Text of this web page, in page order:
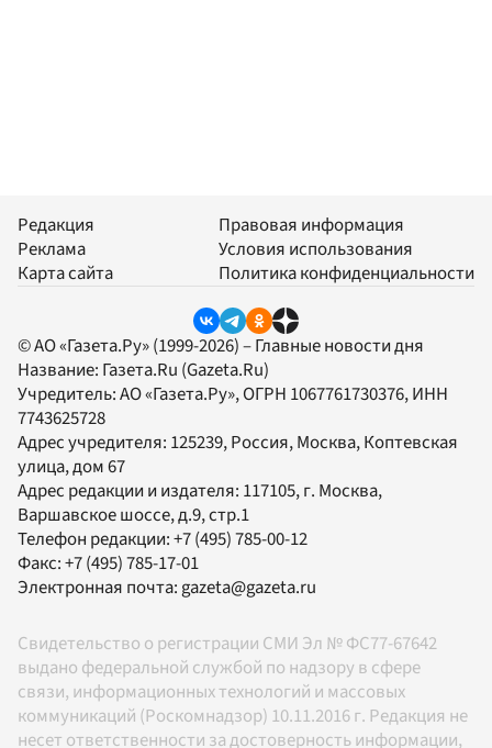
Редакция
Реклама
Карта сайта
Правовая информация
Условия использования
Политика конфиденциальности
© АО «Газета.Ру» (1999-2026) – Главные новости дня
Название: Газета.Ru (Gazeta.Ru)
Учредитель:АО «Газета.Ру», ОГРН 1067761730376, ИНН
7743625728
Адрес учредителя: 125239, Россия, Москва, Коптевская
улица, дом 67
Адрес редакции и издателя: 117105, г. Москва,
Варшавское шоссе, д.9, стр.1
Телефон редакции:+7 (495) 785-00-12
Факс:+7 (495) 785-17-01
Электронная почта:gazeta@gazeta.ru
Свидетельство о регистрации СМИ Эл № ФС77-67642
выдано федеральной службой по надзору в сфере
связи, информационных технологий и массовых
коммуникаций (Роскомнадзор) 10.11.2016 г. Редакция не
несет ответственности за достоверность информации,